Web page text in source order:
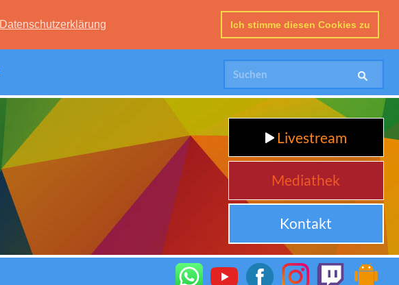
Datenschutzerklärung Ich stimme diesen Cookies zu
Livestream
Mediathek
Kontakt